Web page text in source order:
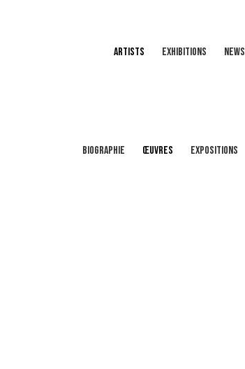
ARTISTS EXHIBITIONS NEWS
BIOGRAPHIE ŒUVRES EXPOSITIONS